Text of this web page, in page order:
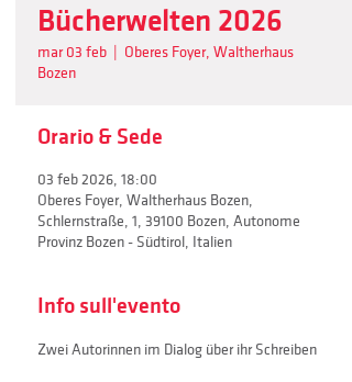
Bücherwelten 2026
mar 03 feb
Oberes Foyer, Waltherhaus
Bozen
Orario & Sede
03 feb 2026, 18:00
Oberes Foyer, Waltherhaus Bozen,
Schlernstraße, 1, 39100 Bozen, Autonome
Provinz Bozen - Südtirol, Italien
Info sull'evento
Zwei Autorinnen im Dialog über ihr Schreiben